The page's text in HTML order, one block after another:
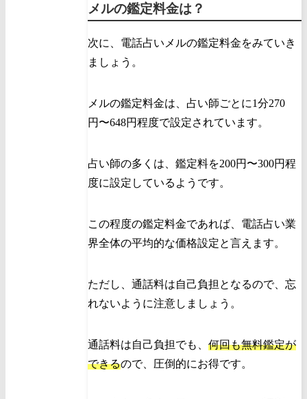
メルの鑑定料金は？
次に、電話占いメルの鑑定料金をみていき
ましょう。
メルの鑑定料金は、占い師ごとに1分270
円〜648円程度で設定されています。
占い師の多くは、鑑定料を200円〜300円程
度に設定しているようです。
この程度の鑑定料金であれば、電話占い業
界全体の平均的な価格設定と言えます。
ただし、通話料は自己負担となるので、忘
れないように注意しましょう。
通話料は自己負担でも、 何回も無料鑑定が
できるので、圧倒的にお得です。